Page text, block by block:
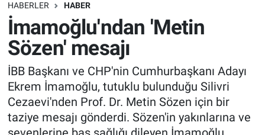
HABERLER HABER
İmamoğlu'ndan 'Metin
Sözen' mesajı
İBB Başkanı ve CHP'nin Cumhurbaşkanı Adayı
Ekrem İmamoğlu, tutuklu bulunduğu Silivri
Cezaevi'nden Prof. Dr. Metin Sözen için bir
taziye mesajı gönderdi. Sözen'in yakınlarına ve
Bilim turu
Bilim ve Teknoloji Evreni
Doğa Konuşuyor
Dünya
Ege Saati
Dünya
Teknoloji
Sağlık
Spor
Yayın Akışı
Trafik Durumu
Süper Lig Puan Durumu ve Fikstür
Tüm Manşetler
Son Dakika Haberleri
Haber Arşivi